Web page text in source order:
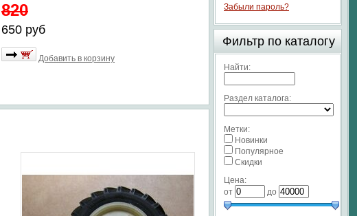
820
650 руб
Добавить в корзину
Забыли пароль?
Фильтр по каталогу
Найти:
Раздел каталога:
Метки:
Новинки
Популярное
Скидки
Цена:
от
до